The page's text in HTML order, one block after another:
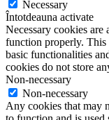
Necessary
Întotdeauna activate
Necessary cookies are
function properly. This
basic functionalities
cookies do not store
Non-necessary
Non-necessary
Any cookies that may